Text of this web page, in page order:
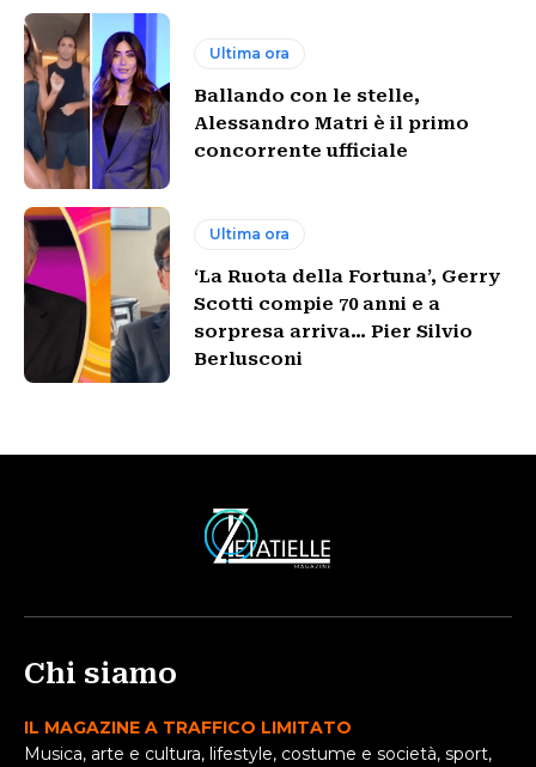
Ultima ora
Ballando con le stelle,
Alessandro Matri è il primo
concorrente ufficiale
Ultima ora
‘La Ruota della Fortuna’, Gerry
Scotti compie 70 anni e a
sorpresa arriva… Pier Silvio
Berlusconi
Chi siamo
IL MAGAZINE A TRAFFICO LIMITATO
Musica, arte e cultura, lifestyle, costume e società, sport,